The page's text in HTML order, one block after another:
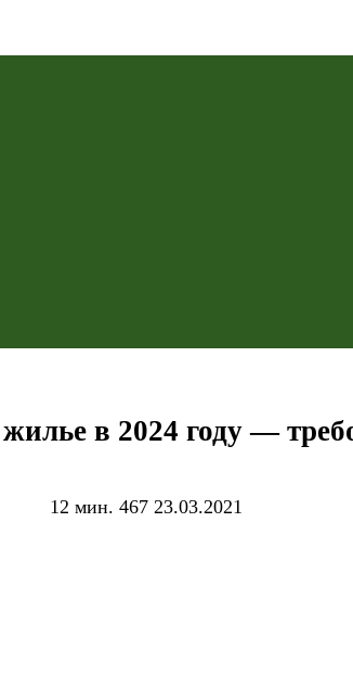
в 2024 году —
12 мин. 467 23.03.2021